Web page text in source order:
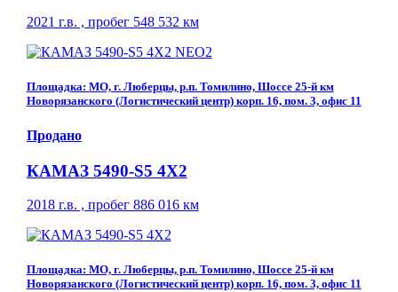
2021 г.в. , пробег 548 532 км
Площадка: МО, г. Люберцы, р.п. Томилино, Шоссе 25-й км
Новорязанского (Логистический центр) корп. 16, пом. 3, офис 11
Продано
КАМАЗ 5490-S5 4Х2
2018 г.в. , пробег 886 016 км
Площадка: МО, г. Люберцы, р.п. Томилино, Шоссе 25-й км
Новорязанского (Логистический центр) корп. 16, пом. 3, офис 11